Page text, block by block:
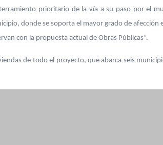
prioritario de la vía a su paso por el
donde se soporta el mayor grado de
con la propuesta actual de Obras Públicas”.
de todo el proyecto, que abarca seis